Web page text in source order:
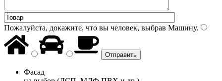
Пожалуйста, докажите, что вы человек, выбрав Машину.
Фасад